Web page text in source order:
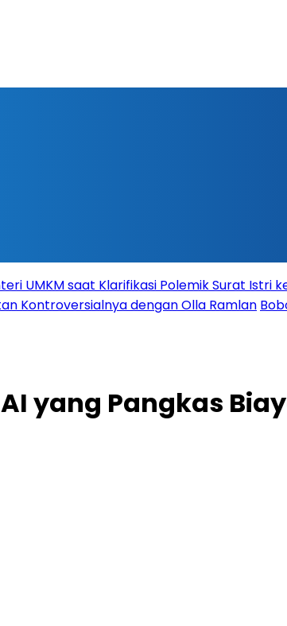
UMKM saat Klarifikasi Polemik Surat Istri
Kontroversialnya dengan Olla Ramlan
yang Pangkas